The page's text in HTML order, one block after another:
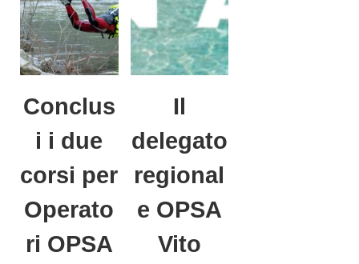
Conclus
i i due
corsi per
Operato
ri OPSA
Il
delegato
regional
e OPSA
Vito